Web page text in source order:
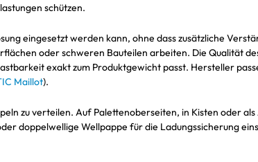
schützen.
eingesetzt werden kann, ohne dass zusätzliche
oder schweren Bauteilen arbeiten. Die Qualität
exakt zum Produktgewicht passt. Hersteller
Maillot).
zu verteilen. Auf Palettenoberseiten, in Kisten oder
doppelwellige Wellpappe für die Ladungssicherung